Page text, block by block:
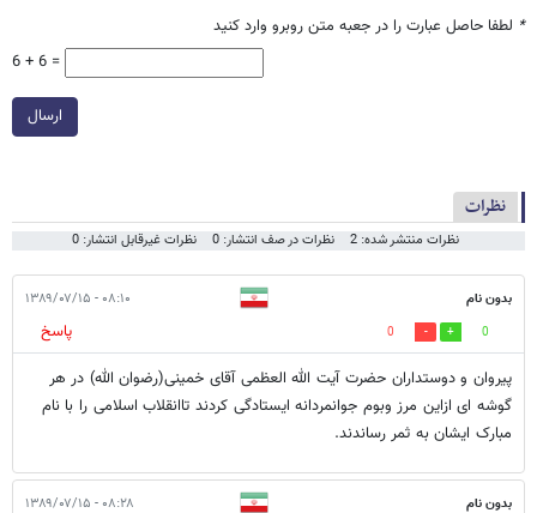
* لطفا حاصل عبارت را در جعبه متن روبرو وارد کنید
6 + 6 =
ارسال
نظرات
نظرات منتشر شده: 2 نظرات در صف انتشار: 0 نظرات غیرقابل انتشار: 0
بدون نام ۰۸:۱۰ - ۱۳۸۹/۰۷/۱۵
0
0
پاسخ
پیروان و دوستداران حضرت آیت الله العظمی آقای خمینی(رضوان الله) در هر
گوشه ای ازاین مرز وبوم جوانمردانه ایستادگی کردند تاانقلاب اسلامی را با نام
مبارک ایشان به ثمر رساندند.
بدون نام ۰۸:۲۸ - ۱۳۸۹/۰۷/۱۵